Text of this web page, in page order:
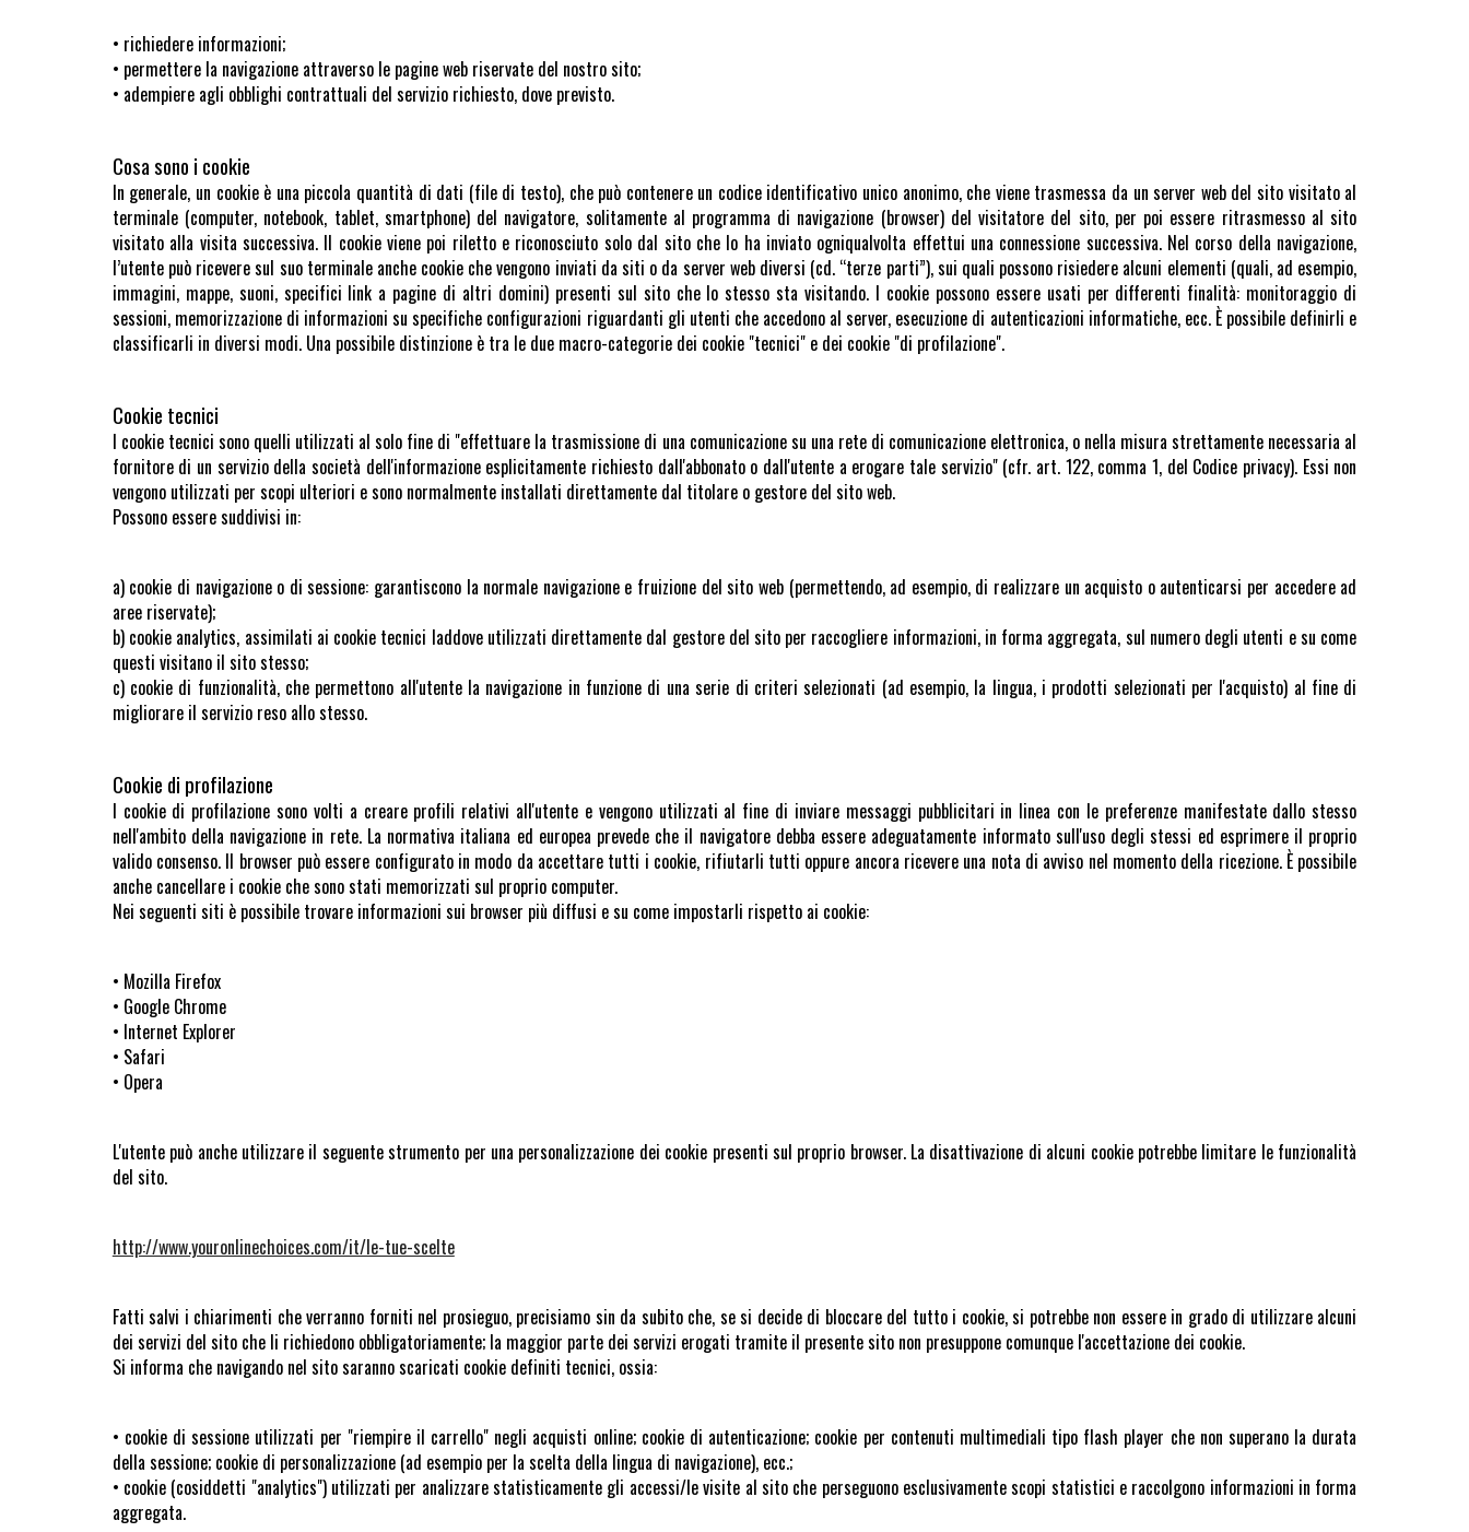
• richiedere informazioni;
• permettere la navigazione attraverso le pagine web riservate del nostro sito;
• adempiere agli obblighi contrattuali del servizio richiesto, dove previsto.
Cosa sono i cookie
In generale, un cookie è una piccola quantità di dati (file di testo), che può contenere un codice identificativo unico anonimo, che viene trasmessa da un server web del sito visitato al
terminale (computer, notebook, tablet, smartphone) del navigatore, solitamente al programma di navigazione (browser) del visitatore del sito, per poi essere ritrasmesso al sito
visitato alla visita successiva. Il cookie viene poi riletto e riconosciuto solo dal sito che lo ha inviato ogniqualvolta effettui una connessione successiva. Nel corso della navigazione,
l’utente può ricevere sul suo terminale anche cookie che vengono inviati da siti o da server web diversi (cd. “terze parti”), sui quali possono risiedere alcuni elementi (quali, ad esempio,
immagini, mappe, suoni, specifici link a pagine di altri domini) presenti sul sito che lo stesso sta visitando. I cookie possono essere usati per differenti finalità: monitoraggio di
sessioni, memorizzazione di informazioni su specifiche configurazioni riguardanti gli utenti che accedono al server, esecuzione di autenticazioni informatiche, ecc. È possibile definirli e
classificarli in diversi modi. Una possibile distinzione è tra le due macro-categorie dei cookie "tecnici" e dei cookie "di profilazione".
Cookie tecnici
I cookie tecnici sono quelli utilizzati al solo fine di "effettuare la trasmissione di una comunicazione su una rete di comunicazione elettronica, o nella misura strettamente necessaria al
fornitore di un servizio della società dell'informazione esplicitamente richiesto dall'abbonato o dall'utente a erogare tale servizio" (cfr. art. 122, comma 1, del Codice privacy). Essi non
vengono utilizzati per scopi ulteriori e sono normalmente installati direttamente dal titolare o gestore del sito web.
Possono essere suddivisi in:
a) cookie di navigazione o di sessione: garantiscono la normale navigazione e fruizione del sito web (permettendo, ad esempio, di realizzare un acquisto o autenticarsi per accedere ad
aree riservate);
b) cookie analytics, assimilati ai cookie tecnici laddove utilizzati direttamente dal gestore del sito per raccogliere informazioni, in forma aggregata, sul numero degli utenti e su come
questi visitano il sito stesso;
c) cookie di funzionalità, che permettono all'utente la navigazione in funzione di una serie di criteri selezionati (ad esempio, la lingua, i prodotti selezionati per l'acquisto) al fine di
migliorare il servizio reso allo stesso.
Cookie di profilazione
I cookie di profilazione sono volti a creare profili relativi all'utente e vengono utilizzati al fine di inviare messaggi pubblicitari in linea con le preferenze manifestate dallo stesso
nell'ambito della navigazione in rete. La normativa italiana ed europea prevede che il navigatore debba essere adeguatamente informato sull'uso degli stessi ed esprimere il proprio
valido consenso. Il browser può essere configurato in modo da accettare tutti i cookie, rifiutarli tutti oppure ancora ricevere una nota di avviso nel momento della ricezione. È possibile
anche cancellare i cookie che sono stati memorizzati sul proprio computer.
Nei seguenti siti è possibile trovare informazioni sui browser più diffusi e su come impostarli rispetto ai cookie:
• Mozilla Firefox
• Google Chrome
• Internet Explorer
• Safari
• Opera
L'utente può anche utilizzare il seguente strumento per una personalizzazione dei cookie presenti sul proprio browser. La disattivazione di alcuni cookie potrebbe limitare le funzionalità
del sito.
http://www.youronlinechoices.com/it/le-tue-scelte
Fatti salvi i chiarimenti che verranno forniti nel prosieguo, precisiamo sin da subito che, se si decide di bloccare del tutto i cookie, si potrebbe non essere in grado di utilizzare alcuni
dei servizi del sito che li richiedono obbligatoriamente; la maggior parte dei servizi erogati tramite il presente sito non presuppone comunque l'accettazione dei cookie.
Si informa che navigando nel sito saranno scaricati cookie definiti tecnici, ossia:
• cookie di sessione utilizzati per "riempire il carrello" negli acquisti online; cookie di autenticazione; cookie per contenuti multimediali tipo flash player che non superano la durata
della sessione; cookie di personalizzazione (ad esempio per la scelta della lingua di navigazione), ecc.;
• cookie (cosiddetti "analytics") utilizzati per analizzare statisticamente gli accessi/le visite al sito che perseguono esclusivamente scopi statistici e raccolgono informazioni in forma
aggregata.